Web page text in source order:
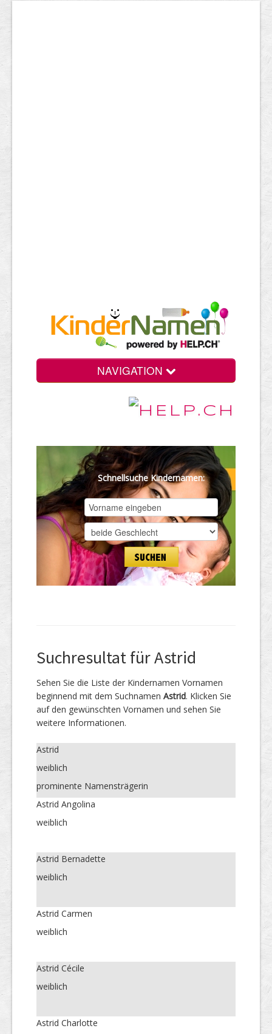
NAVIGATION
Schnellsuche Kindernamen:
Suchresultat für Astrid
Sehen Sie die Liste der Kindernamen Vornamen
beginnend mit dem Suchnamen Astrid. Klicken Sie
auf den gewünschten Vornamen und sehen Sie
weitere Informationen.
Astrid
weiblich
prominente Namensträgerin
Astrid Angolina
weiblich
Astrid Bernadette
weiblich
Astrid Carmen
weiblich
Astrid Cécile
weiblich
Astrid Charlotte